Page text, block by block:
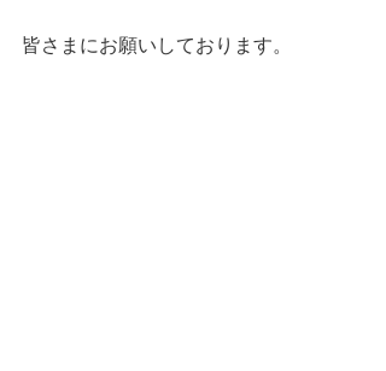
皆さまにお願いしております。